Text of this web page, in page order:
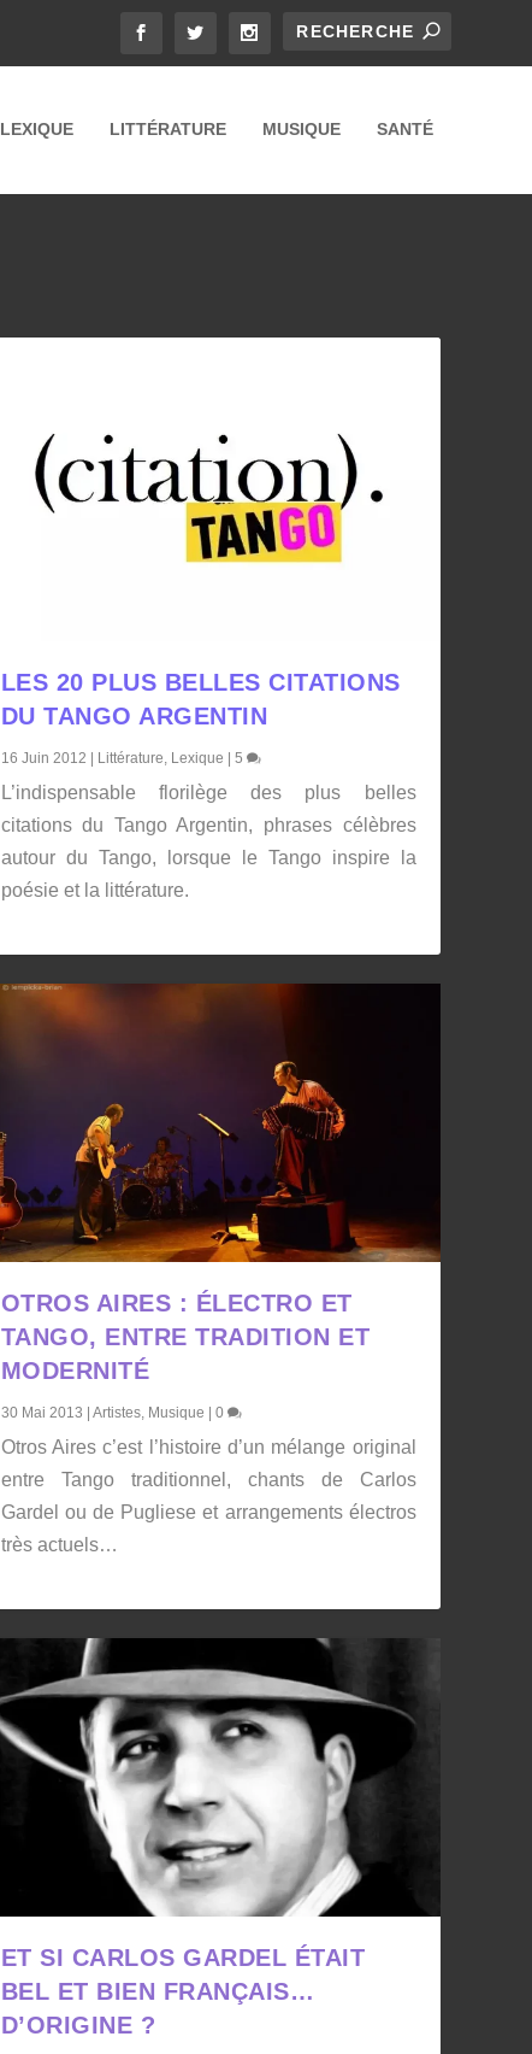
LEXIQUE LITTÉRATURE MUSIQUE SANTÉ
LES 20 PLUS BELLES CITATIONS
DU TANGO ARGENTIN
16 Juin 2012 Littérature, Lexique 5
L’indispensable florilège des plus belles
citations du Tango Argentin, phrases célèbres
autour du Tango, lorsque le Tango inspire la
poésie et la littérature.
OTROS AIRES : ÉLECTRO ET
TANGO, ENTRE TRADITION ET
MODERNITÉ
30 Mai 2013 Artistes, Musique 0
Otros Aires c’est l’histoire d’un mélange original
entre Tango traditionnel, chants de Carlos
Gardel ou de Pugliese et arrangements électros
très actuels…
ET SI CARLOS GARDEL ÉTAIT
BEL ET BIEN FRANÇAIS…
D’ORIGINE ?